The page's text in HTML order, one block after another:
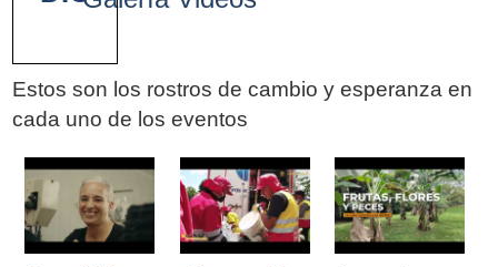
Estos son los rostros de cambio y esperanza en
cada uno de los eventos
Pages